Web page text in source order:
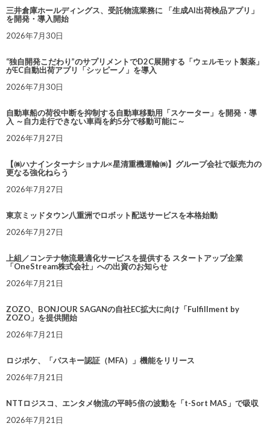
三井倉庫ホールディングス、受託物流業務に 「生成AI出荷検品アプリ」
を開発・導入開始
2026年7月30日
“独自開発こだわり”のサプリメントでD2C展開する「ウェルモット製薬」
がEC自動出荷アプリ「シッピーノ」を導入
2026年7月30日
自動車船の荷役中断を抑制する自動車移動用「スケーター」を開発・導
入 ～自力走行できない車両を約5分で移動可能に～
2026年7月27日
【㈱ハナインターナショナル×星清重機運輸㈱】グループ会社で販売力の
更なる強化ねらう
2026年7月27日
東京ミッドタウン八重洲でロボット配送サービスを本格始動
2026年7月27日
上組／コンテナ物流最適化サービスを提供する スタートアップ企業
「OneStream株式会社」への出資のお知らせ
2026年7月21日
ZOZO、BONJOUR SAGANの自社EC拡大に向け「Fulfillment by
ZOZO」を提供開始
2026年7月21日
ロジポケ、「パスキー認証（MFA）」機能をリリース
2026年7月21日
NTTロジスコ、エンタメ物流の平時5倍の波動を「t-Sort MAS」で吸収
2026年7月21日